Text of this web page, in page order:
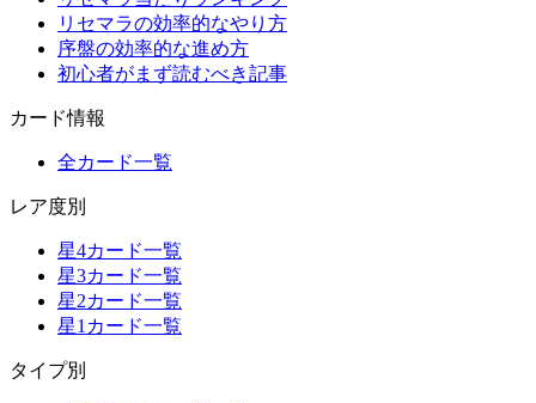
リセマラの効率的なやり方
序盤の効率的な進め方
初心者がまず読むべき記事
カード情報
全カード一覧
レア度別
星4カード一覧
星3カード一覧
星2カード一覧
星1カード一覧
タイプ別